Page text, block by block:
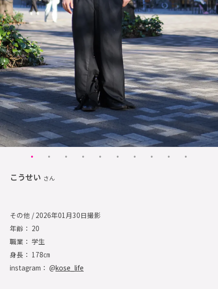
こうせい さん
その他 / 2026年01月30日撮影
年齢： 20
職業： 学生
身長： 178㎝
instagram： @kose_life